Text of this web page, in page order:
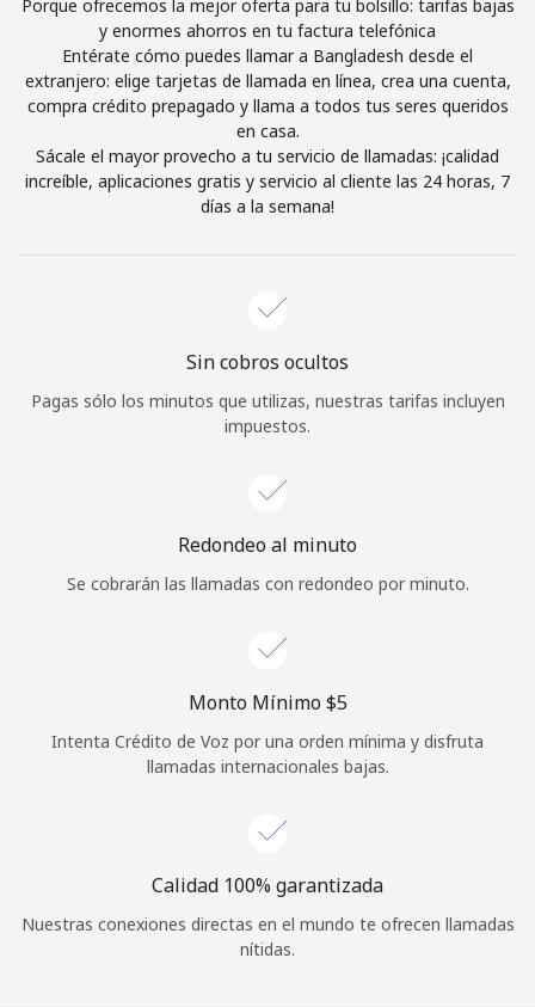
Iniciar Sesión
o
Continuar con
Porque ofrecemos la mejor oferta para tu bolsillo: tarifas bajas
y enormes ahorros en tu factura telefónica
Entérate cómo puedes llamar a Bangladesh desde el
extranjero: elige tarjetas de llamada en línea, crea una cuenta,
compra crédito prepagado y llama a todos tus seres queridos
en casa.
Sácale el mayor provecho a tu servicio de llamadas: ¡calidad
increíble, aplicaciones gratis y servicio al cliente las 24 horas, 7
días a la semana!
Sin cobros ocultos
Pagas sólo los minutos que utilizas, nuestras tarifas incluyen
impuestos.
Redondeo al minuto
Se cobrarán las llamadas con redondeo por minuto.
Monto Mínimo ⁦$5⁩
Intenta Crédito de Voz por una orden mínima y disfruta
llamadas internacionales bajas.
Calidad 100% garantizada
Nuestras conexiones directas en el mundo te ofrecen llamadas
nítidas.